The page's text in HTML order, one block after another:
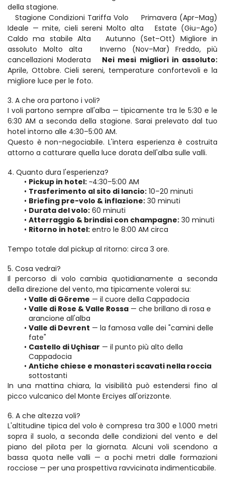
della stagione.
Ideale — mite, cieli sereni Molto alta   Estate (Giu–Ago)
Caldo ma stabile Alta   Autunno (Set–Ott) Migliore in
assoluto Molto alta   Inverno (Nov–Mar) Freddo, più
cancellazioni Moderata Nei mesi migliori in assoluto:
Aprile, Ottobre. Cieli sereni, temperature confortevoli e la
migliore luce per le foto.
3. A che ora partono i voli?
I voli partono sempre all'alba — tipicamente tra le 5:30 e le
6:30 AM a seconda della stagione. Sarai prelevato dal tuo
hotel intorno alle 4:30–5:00 AM.
Questo è non-negociabile. L'intera esperienza è costruita
attorno a catturare quella luce dorata dell'alba sulle valli.
4. Quanto dura l'esperienza?
Pickup in hotel: ~4:30–5:00 AM
Trasferimento al sito di lancio: 10–20 minuti
Briefing pre-volo & inflazione: 30 minuti
Durata del volo: 60 minuti
Atterraggio & brindisi con champagne: 30 minuti
Ritorno in hotel: entro le 8:00 AM circa
Tempo totale dal pickup al ritorno: circa 3 ore.
5. Cosa vedrai?
Il percorso di volo cambia quotidianamente a seconda
della direzione del vento, ma tipicamente volerai su:
Valle di Göreme — il cuore della Cappadocia
Valle di Rose & Valle Rossa — che brillano di rosa e
arancione all'alba
Valle di Devrent — la famosa valle dei "camini delle
fate"
Castello di Uçhisar — il punto più alto della
Cappadocia
Antiche chiese e monasteri scavati nella roccia
sottostanti
In una mattina chiara, la visibilità può estendersi fino al
picco vulcanico del Monte Erciyes all'orizzonte.
6. A che altezza voli?
L'altitudine tipica del volo è compresa tra 300 e 1.000 metri
sopra il suolo, a seconda delle condizioni del vento e del
piano del pilota per la giornata. Alcuni voli scendono a
bassa quota nelle valli — a pochi metri dalle formazioni
rocciose — per una prospettiva ravvicinata indimenticabile.